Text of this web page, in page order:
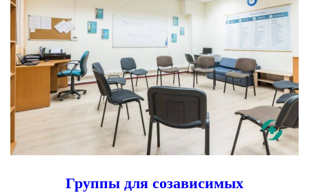
Группы для созависимых